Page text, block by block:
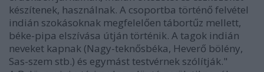
készítenek, használnak. A csoportba történő felvétel
indián szokásoknak megfelelően tábortűz mellett,
béke-pipa elszívása útján történik. A tagok indián
neveket kapnak (Nagy-teknősbéka, Heverő bölény,
Sas-szem stb.) és egymást testvérnek szólítják."